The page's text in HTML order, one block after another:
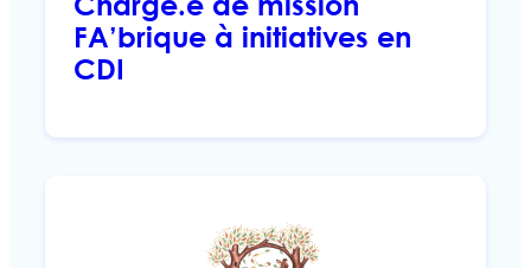
FA’brique à initiatives en
CDI